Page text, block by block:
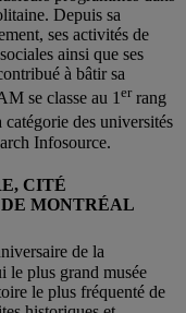
Depuis sa
ses activités de
ainsi que ses
à bâtir sa
se classe au 1er rang
catégorie des universités
Infosource.
CITÉ
MONTRÉAL
de la
le plus grand musée
le plus fréquenté de